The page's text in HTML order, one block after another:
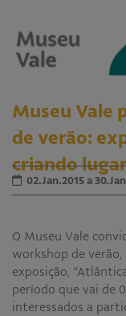
Sobre
O Museu
Sobre o Instituto
Estrutura
Centro de Memória
Programação
Museu Vale
de verão:
criando
02.Jan.2015 a
O Museu Vale
workshop de verão,
exposição,
período que vai de
interessados a